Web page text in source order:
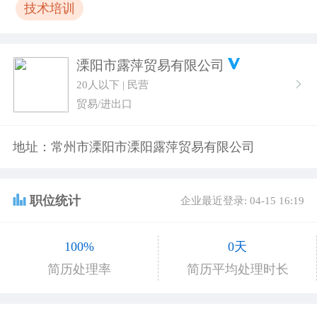
技术培训
溧阳市露萍贸易有限公司
20人以下 | 民营
贸易/进出口
地址：常州市溧阳市溧阳露萍贸易有限公司
职位统计 企业最近登录: 04-15 16:19
100%
简历处理率
0天
简历平均处理时长